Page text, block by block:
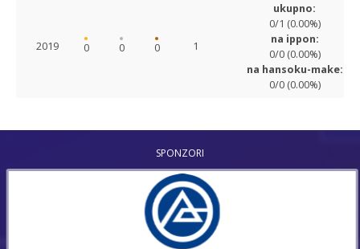
2019 0 0 0 1
ukupno:
0/1 (0.00%)
na ippon:
0/0 (0.00%)
na hansoku-make:
0/0 (0.00%)
SPONZORI